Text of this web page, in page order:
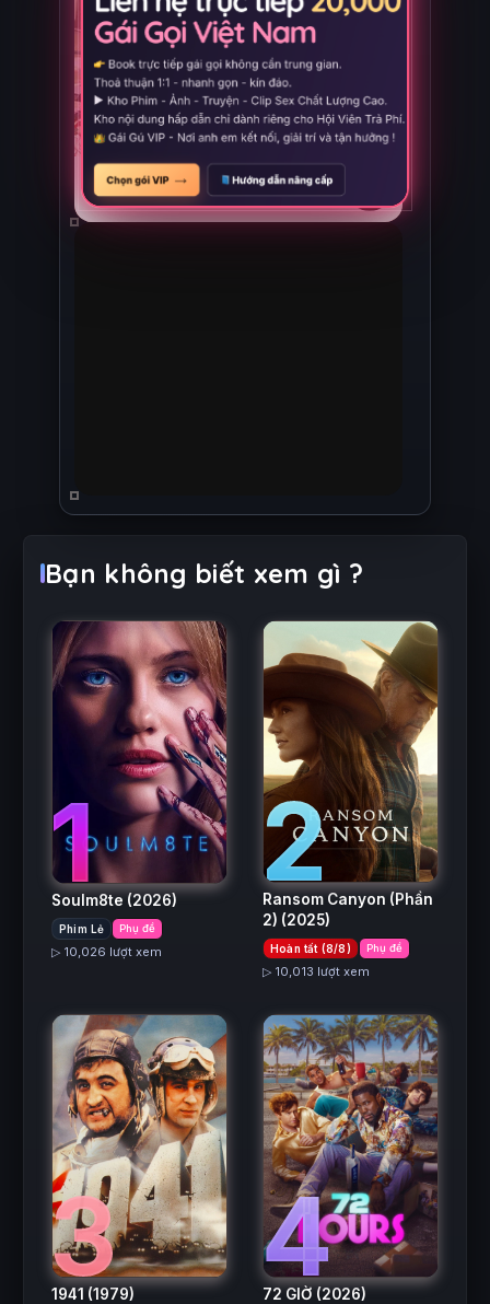
Bạn không biết xem gì ?
1
Soulm8te (2026)
Phim Lẻ Phụ đề
▷ 10,026 lượt xem
2
Ransom Canyon (Phần
2) (2025)
Hoàn tất (8/8) Phụ đề
▷ 10,013 lượt xem
3
1941 (1979) 4
72 GIỜ (2026)